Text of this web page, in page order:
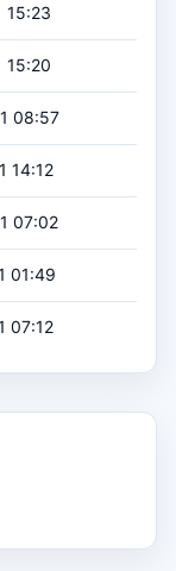
15:23
15:20
08:57
14:12
07:02
01:49
07:12